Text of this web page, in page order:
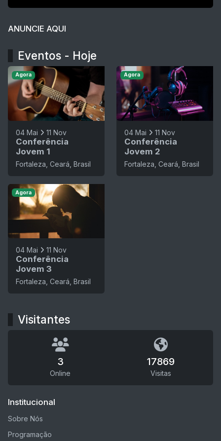
ANUNCIE AQUI
Eventos - Hoje
04 Mai 11 Nov
Conferência
Jovem 1
Fortaleza, Ceará, Brasil
Agora
04 Mai 11 Nov
Conferência
Jovem 2
Fortaleza, Ceará, Brasil
Agora
04 Mai 11 Nov
Conferência
Jovem 3
Fortaleza, Ceará, Brasil
Agora
Visitantes
3
Online
17869
Visitas
Institucional
Sobre Nós
Programação